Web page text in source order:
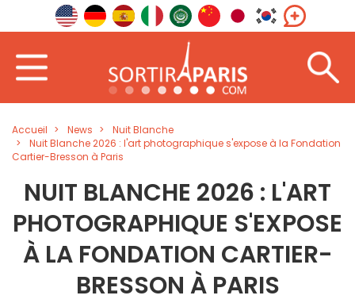
Accueil News
Nuit Blanche
Nuit Blanche 2026 : l'art photographique s'expose à la Fondation
Cartier-Bresson à Paris
NUIT BLANCHE 2026 : L'ART
PHOTOGRAPHIQUE S'EXPOSE
À LA FONDATION CARTIER-
BRESSON À PARIS